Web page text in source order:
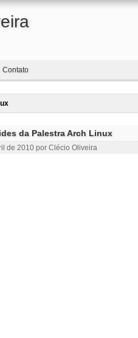
Contato
da Palestra Arch Linux
de 2010 por Clécio Oliveira